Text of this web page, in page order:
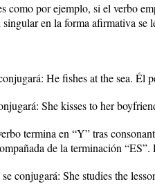
como por ejemplo, si el verbo
en la forma afirmativa se
He fishes at the sea. Él
She kisses to her
termina en “Y” tras
de la terminación
conjugará: She studies the